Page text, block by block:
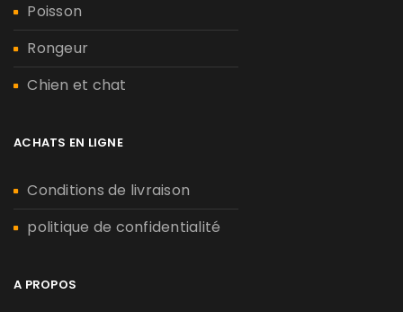
Poisson
Rongeur
Chien et chat
ACHATS EN LIGNE
Conditions de livraison
politique de confidentialité
A PROPOS